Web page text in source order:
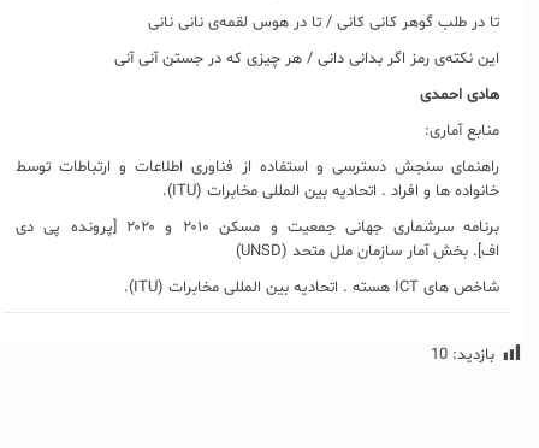
تا در طلب گوهر کانی کانی / تا در هوس لقمه‌ی نانی نانی
این نکته‌ی رمز اگر بدانی دانی / هر چیزی که در جستن آنی آنی
هادی احمدی
منابع آماری:
راهنمای سنجش دسترسی و استفاده از فناوری اطلاعات و ارتباطات توسط
خانواده ها و افراد . اتحادیه بین المللی مخابرات (ITU).
برنامه سرشماری جهانی جمعیت و مسکن ۲۰۱۰ و ۲۰۲۰ [پرونده پی دی
اف]. بخش آمار سازمان ملل متحد (UNSD)
شاخص های ICT هسته . اتحادیه بین المللی مخابرات (ITU).
بازدید: 10